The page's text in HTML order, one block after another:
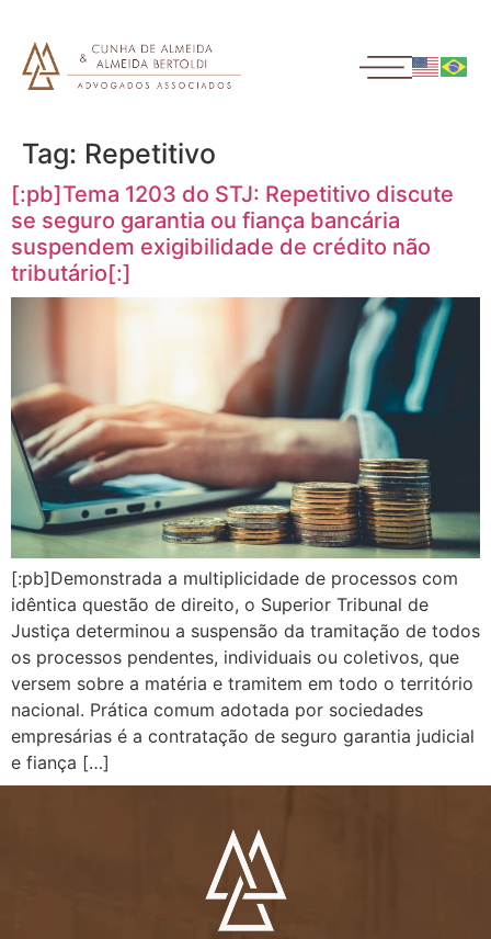
Tag: Repetitivo
[:pb]Tema 1203 do STJ: Repetitivo discute
se seguro garantia ou fiança bancária
suspendem exigibilidade de crédito não
tributário[:]
[:pb]Demonstrada a multiplicidade de processos com
idêntica questão de direito, o Superior Tribunal de
Justiça determinou a suspensão da tramitação de todos
os processos pendentes, individuais ou coletivos, que
versem sobre a matéria e tramitem em todo o território
nacional. Prática comum adotada por sociedades
empresárias é a contratação de seguro garantia judicial
e fiança […]